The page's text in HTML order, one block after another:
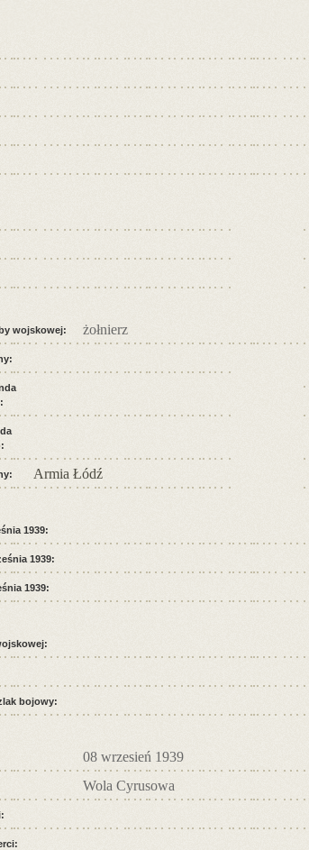
wojskowej: żołnierz
Armia Łódź
1939:
1939:
1939:
bojowy:
08 wrzesień 1939
Wola Cyrusowa